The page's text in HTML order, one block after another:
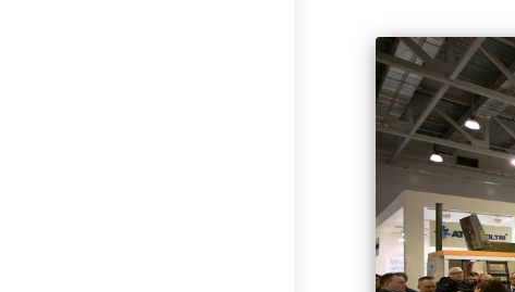
Объем сточных вод, который станция
биологической очистки (септик) способна
Важно подбирать систему с учетом реального
водопотребления: недостаток приведет
к перегрузке, а избыточная мощность –
к нарушению работы биофлоры и повышенным